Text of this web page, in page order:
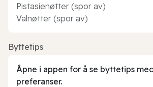
Pistasienøtter (spor av)
Valnøtter (spor av)
Byttetips
Åpne i appen for å se byttetips
preferanser.